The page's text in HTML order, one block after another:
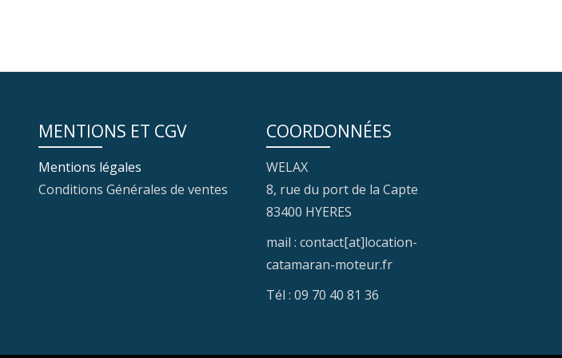
MENTIONS ET CGV
Mentions légales
Conditions Générales de ventes
COORDONNÉES
WELAX
8, rue du port de la Capte
83400 HYERES
mail : contact[at]location-
catamaran-moteur.fr
Tél : 09 70 40 81 36